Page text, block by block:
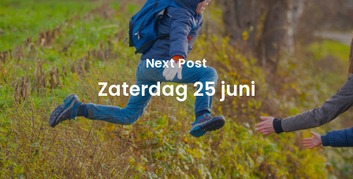
Next Post
Zaterdag 25 juni